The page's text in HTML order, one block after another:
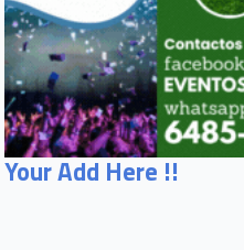
Your Add Here !!